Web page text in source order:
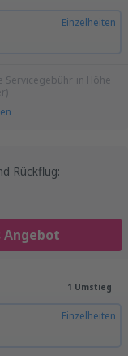
Einzelheiten
in Höhe
Rückflug:
Angebot
1 Umstieg
Einzelheiten